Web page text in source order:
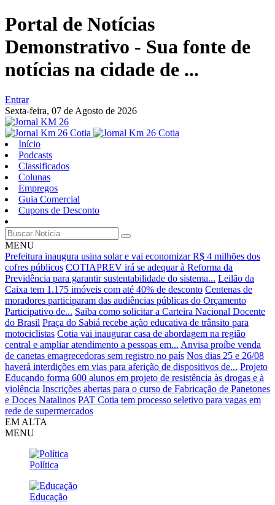
Portal de Notícias
Demonstrativo - Sua fonte de
notícias na cidade de ...
Entrar
Sexta-feira, 07 de Agosto de 2026
Início
Podcasts
Classificados
Colunas
Empregos
Guia Comercial
Cupons de Desconto
MENU
Prefeitura inaugura usina solar e vai economizar R$ 4 milhões dos
cofres públicos COTIAPREV irá se adequar à Reforma da
Previdência para garantir sustentabilidade do sistema... Leilão da
Caixa tem 1.175 imóveis com até 40% de desconto Centenas de
moradores participaram das audiências públicas do Orçamento
Participativo de... Saiba como solicitar a Carteira Nacional Docente
do Brasil Praça do Sabiá recebe ação educativa de trânsito para
motociclistas Cotia vai inaugurar casa de abordagem na região
central e ampliar atendimento a pessoas em... Anvisa proíbe venda
de canetas emagrecedoras sem registro no país Nos dias 25 e 26/08
haverá interdições em vias para aferição de dispositivos de... Projeto
Educando forma 600 alunos em projeto de resistência às drogas e à
violência Inscrições abertas para o curso de Fabricação de Panetones
e Doces Natalinos PAT Cotia tem processo seletivo para vagas em
rede de supermercados
EM ALTA
MENU
Política
Educação